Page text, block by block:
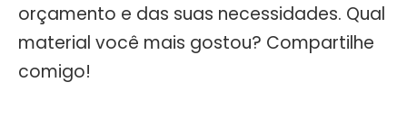
orçamento e das suas necessidades. Qual
material você mais gostou? Compartilhe
comigo!